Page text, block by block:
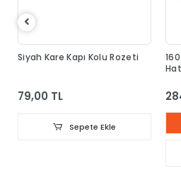
Siyah Kare Kapı Kolu Rozeti
79,00 TL
Sepete Ekle